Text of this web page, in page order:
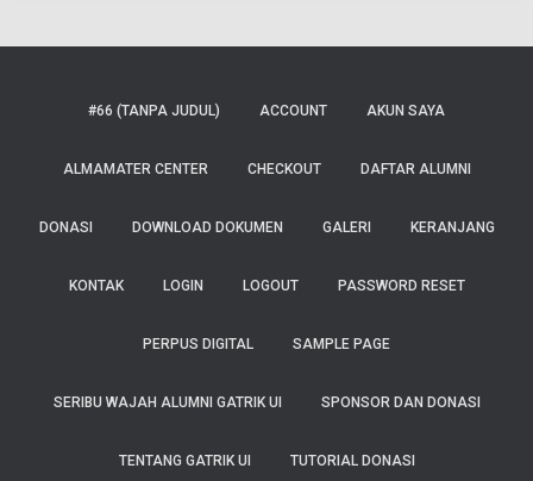
#66 (TANPA JUDUL) ACCOUNT AKUN SAYA
ALMAMATER CENTER CHECKOUT DAFTAR ALUMNI
DONASI DOWNLOAD DOKUMEN GALERI KERANJANG
KONTAK LOGIN LOGOUT PASSWORD RESET
PERPUS DIGITAL SAMPLE PAGE
SERIBU WAJAH ALUMNI GATRIK UI SPONSOR DAN DONASI
TENTANG GATRIK UI TUTORIAL DONASI